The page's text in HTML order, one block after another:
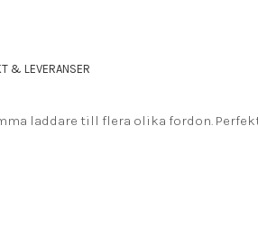
& LEVERANSER
laddare till flera olika fordon.